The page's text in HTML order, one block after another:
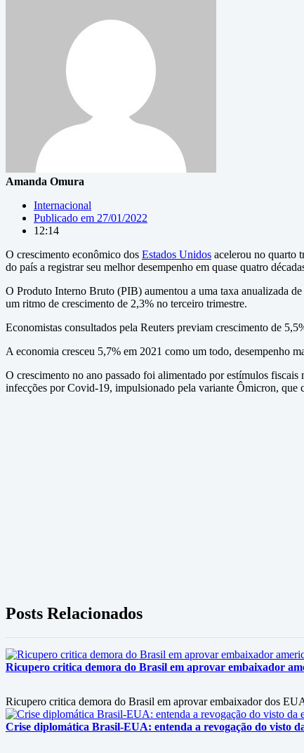
Amanda Omura
Internacional
Publicado em 27/01/2022
12:14
O crescimento econômico dos Estados Unidos acelerou no quarto
do país a registrar seu melhor desempenho em quase quatro
O Produto Interno Bruto (PIB) aumentou a uma taxa anualizada
um ritmo de crescimento de 2,3% no terceiro trimestre.
Economistas consultados pela Reuters previam crescimento de
A economia cresceu 5,7% em 2021 como um todo, desempenho
O crescimento no ano passado foi alimentado por estímulos
infecções por Covid-19, impulsionado pela variante Ômicron, que
Posts Relacionados
Ricupero critica demora do Brasil em aprovar embaixador
Ricupero critica demora do Brasil em aprovar embaixador dos
Crise diplomática Brasil-EUA: entenda a revogação do visto